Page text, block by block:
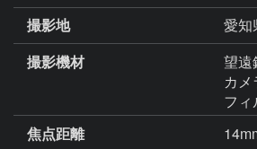
撮影地
愛知
撮影機材
望遠
カ
フィ
焦点距離